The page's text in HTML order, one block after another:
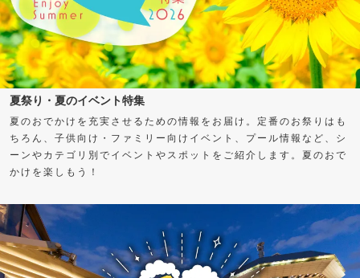
夏祭り・夏のイベント特集
夏のおでかけを充実させるための情報をお届け。定番のお祭りはも
ちろん、子供向け・ファミリー向けイベント、プール情報など、シ
ーンやカテゴリ別でイベントやスポットをご紹介します。夏のおで
かけを楽しもう！